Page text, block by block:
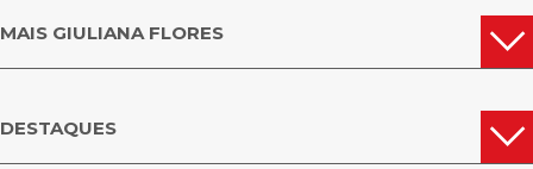
MAIS GIULIANA FLORES
DESTAQUES